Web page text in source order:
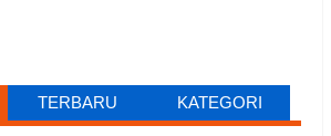
TERBARU KATEGORI